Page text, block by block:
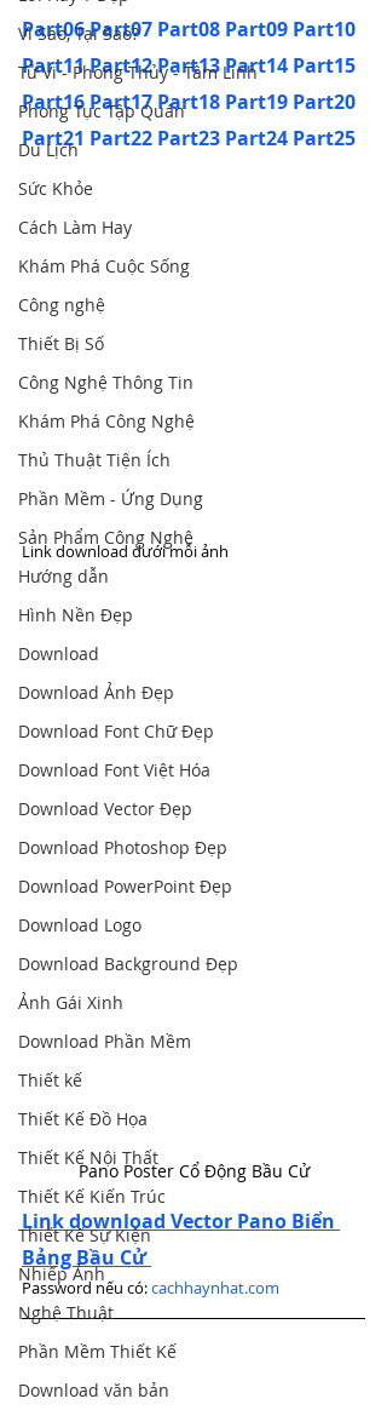
Vì Sao, Tại Sao?
Tử Vi - Phong Thủy - Tâm Linh
Phong Tục Tập Quán
Du Lịch
Sức Khỏe
Cách Làm Hay
Khám Phá Cuộc Sống
Công nghệ
Thiết Bị Số
Công Nghệ Thông Tin
Khám Phá Công Nghệ
Thủ Thuật Tiện Ích
Phần Mềm - Ứng Dụng
Sản Phẩm Công Nghệ
Hướng dẫn
Hình Nền Đẹp
Download
Download Ảnh Đẹp
Download Font Chữ Đẹp
Download Font Việt Hóa
Download Vector Đẹp
Download Photoshop Đẹp
Download PowerPoint Đẹp
Download Logo
Download Background Đẹp
Ảnh Gái Xinh
Download Phần Mềm
Thiết kế
Thiết Kế Đồ Họa
Thiết Kế Nội Thất
Thiết Kế Kiến Trúc
Thiết Kế Sự Kiện
Nhiếp Ảnh
Nghệ Thuật
Phần Mềm Thiết Kế
Download văn bản
Part06Part07 Part08 Part09 Part10
Part11Part12Part13Part14 Part15
Part16Part17 Part18 Part19 Part20
Part21 Part22 Part23 Part24 Part25
Link download dưới mỗi ảnh
Pano Poster Cổ Động Bầu Cử
Link download Vector Pano Biển
Bảng Bầu Cử
Password nếu có: cachhaynhat.com